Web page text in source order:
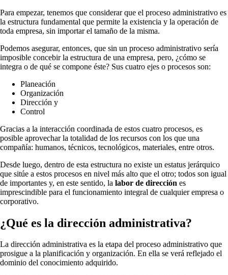
Para empezar, tenemos que considerar que el proceso administrativo es
la estructura fundamental que permite la existencia y la operación de
toda empresa, sin importar el tamaño de la misma.
Podemos asegurar, entonces, que sin un proceso administrativo sería
imposible concebir la estructura de una empresa, pero, ¿cómo se
integra o de qué se compone éste? Sus cuatro ejes o procesos son:
Planeación
Organización
Dirección y
Control
Gracias a la interacción coordinada de estos cuatro procesos, es
posible aprovechar la totalidad de los recursos con los que una
compañía: humanos, técnicos, tecnológicos, materiales, entre otros.
Desde luego, dentro de esta estructura no existe un estatus jerárquico
que sitúe a estos procesos en nivel más alto que el otro; todos son igual
de importantes y, en este sentido, la labor de dirección es
imprescindible para el funcionamiento integral de cualquier empresa o
corporativo.
¿Qué es la dirección administrativa?
La dirección administrativa es la etapa del proceso administrativo que
prosigue a la planificación y organización. En ella se verá reflejado el
dominio del conocimiento adquirido.